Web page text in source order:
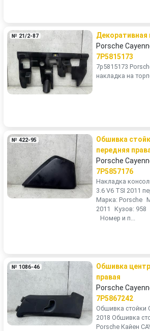
№ 21/2-87
Декоративная
Porsche
7P5815173
7p5815173
накладка на
№ 422-95
Обшивка
передняя
Porsche
7P5857176
Накладка
3.6 V6 TSI 2011
Марка: Porsche
2011 Кузов: 958
Номер и п...
№ 1086-46
Обшивка
правая
Porsche
7P5867242
Обшивка стойки
2018 Обшивка
Porsche Кайен